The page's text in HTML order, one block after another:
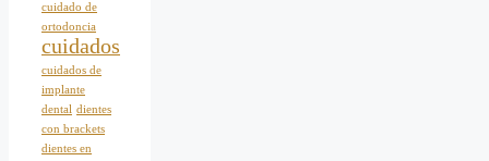
cuidado de
ortodoncia
cuidados
cuidados de
implante
dental dientes
con brackets
dientes en